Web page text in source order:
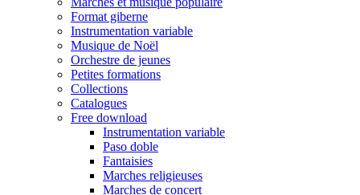
Format giberne
Instrumentation variable
Musique de Noël
Orchestre de jeunes
Petites formations
Collections
Catalogues
Free download
Instrumentation variable
Paso doble
Fantaisies
Marches religieuses
Marches de concert